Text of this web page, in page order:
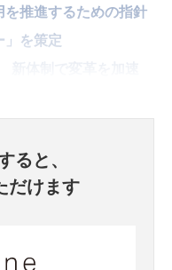
推進するための指針
」を策定
ると、
だけます